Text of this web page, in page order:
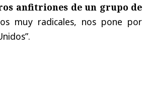
anfitriones de un grupo de
muy radicales, nos pone por